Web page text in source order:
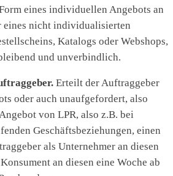
eines individuellen Angebots an
eines nicht individualisierten
Katalogs oder Webshops,
und unverbindlich.
Erteilt der Auftraggeber
oder auch unaufgefordert, also
von LPR, also z.B. bei
Geschäftsbeziehungen, einen
als Unternehmer an diesen
an diesen eine Woche ab